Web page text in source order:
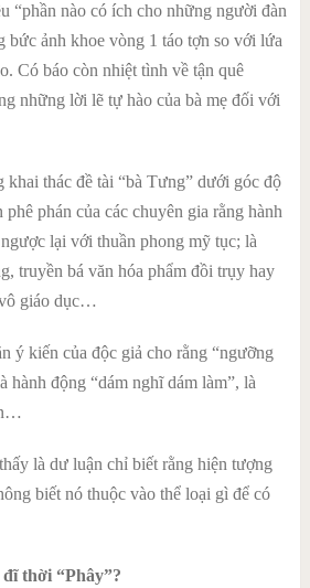
“phần nào có ích cho những người đàn
bức ảnh khoe vòng 1 táo tợn so với lứa
Có báo còn nhiệt tình về tận quê
những lời lẽ tự hào của bà mẹ đối với
khai thác đề tài “bà Tưng” dưới góc độ
phán của các chuyên gia rằng hành
lại với thuần phong mỹ tục; là
truyền bá văn hóa phẩm đồi trụy hay
giáo dục…
ý kiến của độc giả cho rằng “ngưỡng
hành động “dám nghĩ dám làm”, là
là dư luận chỉ biết rằng hiện tượng
biết nó thuộc vào thể loại gì để có
thời “Phây”?